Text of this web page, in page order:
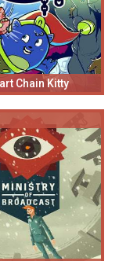
Chain Kitty